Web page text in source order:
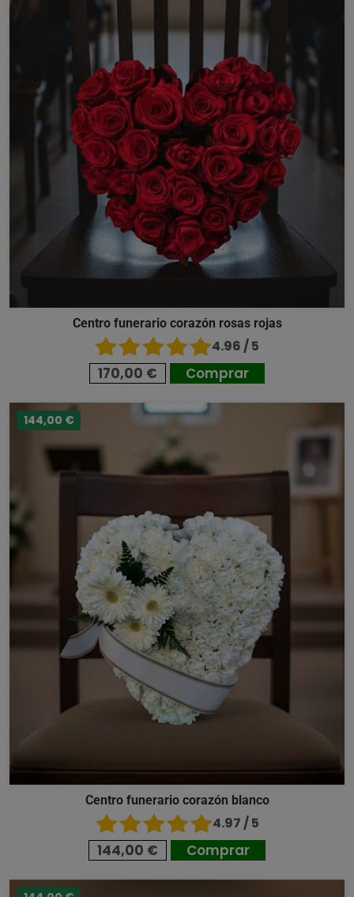
Centro funerario corazón rosas rojas
4.96 / 5
170,00 € Comprar
144,00 €
Centro funerario corazón blanco
4.97 / 5
144,00 € Comprar